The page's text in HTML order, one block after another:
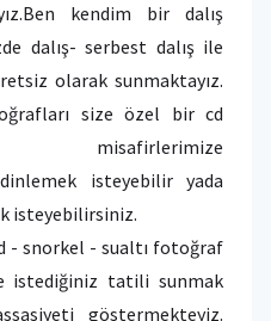
kendim bir dalış
dalış- serbest dalış ile
olarak sunmaktayız.
size özel bir cd
isteyebilir yada
isteyebilirsiniz.
- snorkel - sualtı fotoğraf
istediğiniz tatili sunmak
göstermekteyiz.